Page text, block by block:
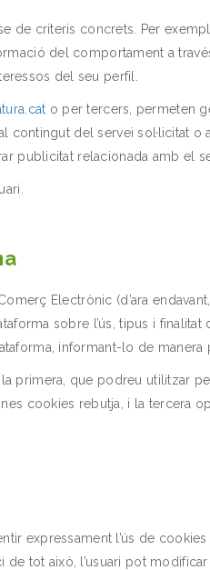
de criteris concrets. Per
del comportament a
del seu perfil.
o per tercers, permeten
del servei sol·licitat o a
publicitat relacionada amb el
Electrònic (d’ara
sobre l’ús, tipus i
informant-lo de manera
primera, que podreu utilitzar
cookies rebutja, i la tercera
expressament l’ús de
tot això, l’usuari pot